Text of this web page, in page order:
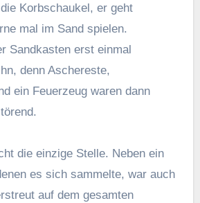
Korbschaukel, er geht
mal im Sand spielen.
Sandkasten erst einmal
denn Aschereste,
ein Feuerzeug waren dann
die einzige Stelle. Neben ein
es sich sammelte, war auch
auf dem gesamten